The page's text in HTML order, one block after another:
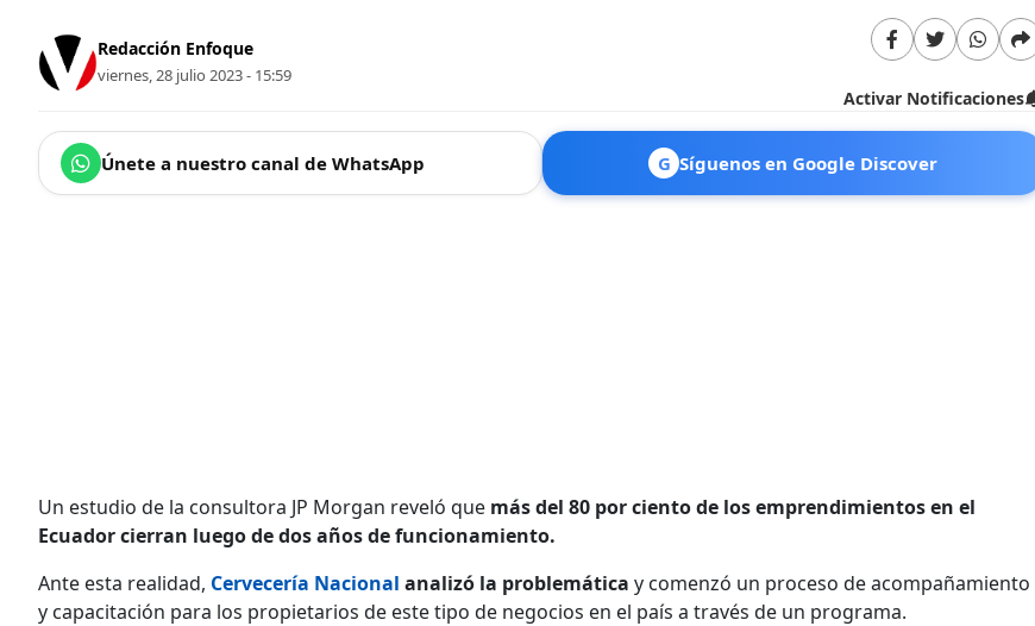
Redacción Enfoque
viernes, 28 julio 2023 - 15:59
Activar Notificaciones
Únete a nuestro canal de WhatsApp G Síguenos en Google Discover
Un estudio de la consultora JP Morgan reveló que más del 80 por ciento de los emprendimientos en el
Ecuador cierran luego de dos años de funcionamiento.
Ante esta realidad, Cervecería Nacional analizó la problemática y comenzó un proceso de acompañamiento
y capacitación para los propietarios de este tipo de negocios en el país a través de un programa.